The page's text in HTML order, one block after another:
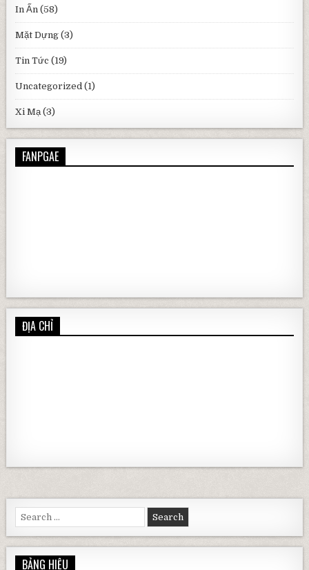
In Ấn (58)
Mặt Dựng (3)
Tin Tức (19)
Uncategorized (1)
Xi Mạ(3)
FANPGAE
ĐỊA CHỈ
Search for:
BẢNG HIỆU